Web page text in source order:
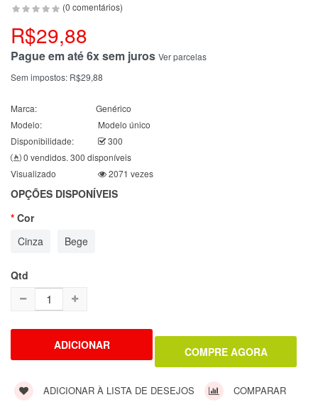
(0 comentários)
R$29,88
Pague em até 6x sem juros Ver parcelas
Sem impostos: R$29,88
Marca:
Genérico
Modelo:
Modelo único
Disponibilidade:
300
0 vendidos. 300 disponíveis
Visualizado
2071 vezes
OPÇÕES DISPONÍVEIS
Cor
Cinza
Bege
Qtd
ADICIONAR À LISTA DE DESEJOS
COMPARAR